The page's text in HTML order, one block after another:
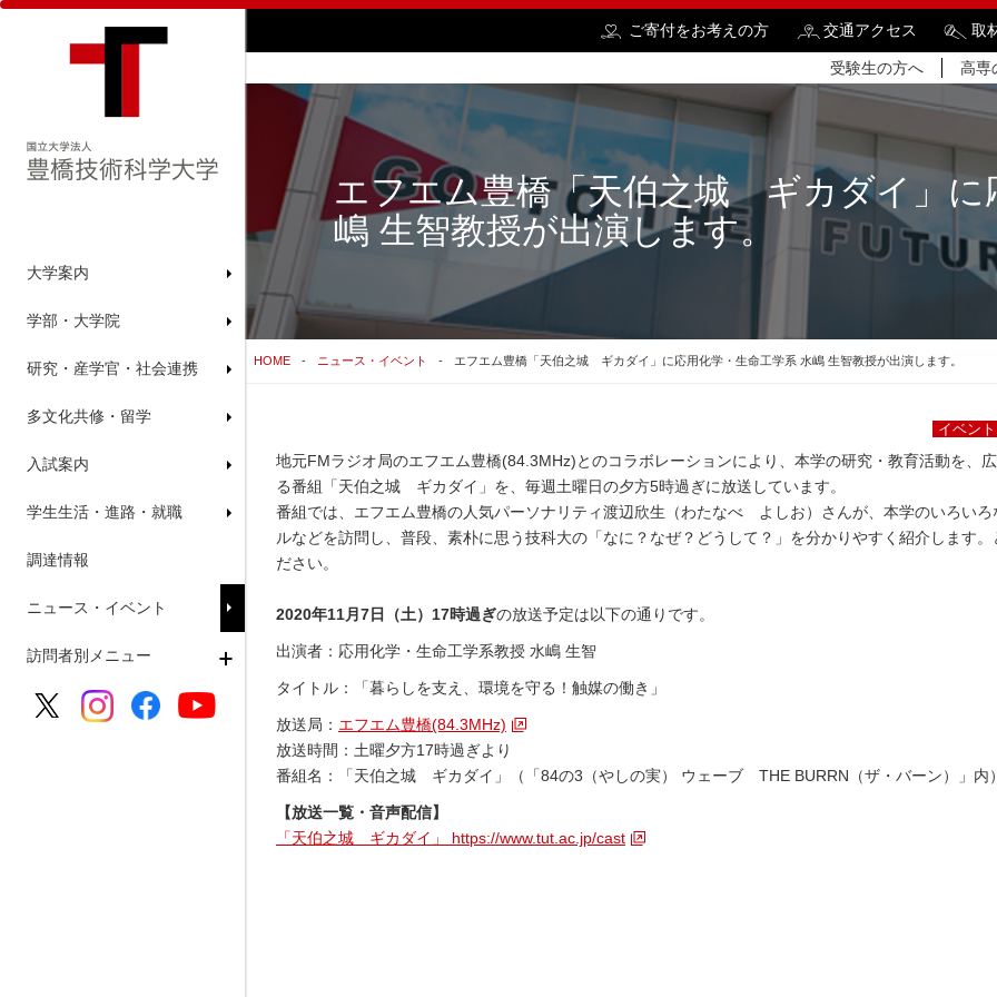
大学案内
学部・大学院
研究・産学官・社会連携
多文化共修・留学
入試案内
学生生活・進路・就職
調達情報
ニュース・イベント
訪問者別メニュー
ご寄付をお考えの方 交通アクセス 取
受験生の方へ 高専
エフエム豊橋「天伯之城 ギカダイ」に
嶋 生智教授が出演します。
HOME ニュース・イベント エフエム豊橋「天伯之城 ギカダイ」に応用化学・生命工学系 水嶋 生智教授が出演します。
イベント
地元FMラジオ局のエフエム豊橋(84.3MHz)とのコラボレーションにより、本学の研究・教育活動を、
る番組「天伯之城 ギカダイ」を、毎週土曜日の夕方5時過ぎに放送しています。
番組では、エフエム豊橋の人気パーソナリティ渡辺欣生（わたなべ よしお）さんが、本学のいろいろ
ルなどを訪問し、普段、素朴に思う技科大の「なに？なぜ？どうして？」を分かりやすく紹介します
ださい。
2020年11月7日（土） 17時過ぎの放送予定は以下の通りです。
出演者：応用化学・生命工学系教授 水嶋 生智
タイトル：「暮らしを支え、環境を守る！触媒の働き」
放送局： エフエム豊橋(84.3MHz)
放送時間：土曜夕方17時過ぎより
番組名：「天伯之城 ギカダイ」（「84の3（やしの実） ウェーブ THE BURRN（ザ・バーン）」内
【放送一覧・音声配信】
「天伯之城 ギカダイ」 https://www.tut.ac.jp/cast